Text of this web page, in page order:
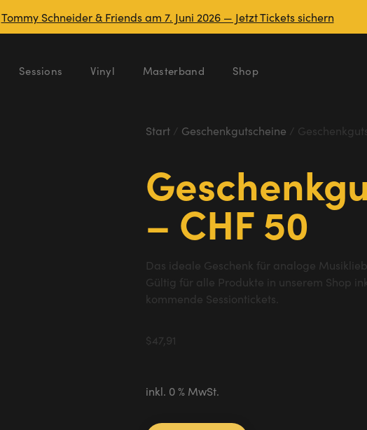
Tommy Schneider & Friends am 7. Juni 2026 — Jetzt Tickets sichern
Sessions Vinyl Masterband Shop
Start / Geschenkgutscheine /
– CHF 50
Das ideale Geschenk für analoge
Gültig für alle Produkte in unserem Shop
kommende Sessiontickets.
$47,91
inkl. 0 % MwSt.